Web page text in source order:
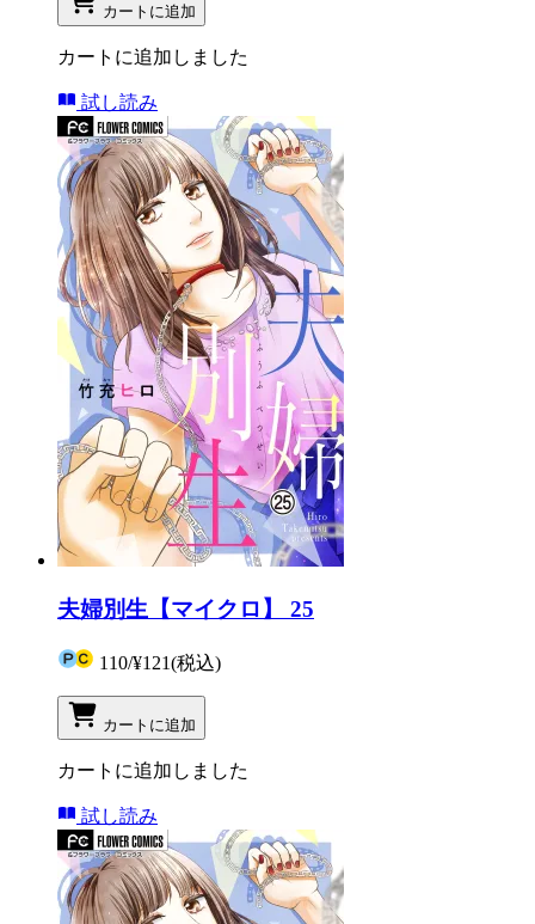
カートに追加
カートに追加しました
試し読み
夫婦別生【マイクロ】 25
110/¥121(税込)
カートに追加
カートに追加しました
試し読み